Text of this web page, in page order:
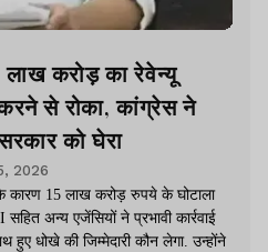
लाख करोड़ का रेवेन्यू
से रोका, कांग्रेस ने
को घेरा
2026
कारण 15 लाख करोड़ रुपये के घोटाला
अन्य एजेंसियों ने प्रभावी कार्रवाई
धोखे की जिम्मेदारी कौन लेगा. उन्होंने